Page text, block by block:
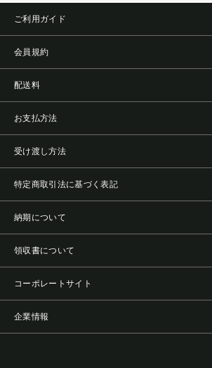
ご利用ガイド
会員規約
配送料
お支払方法
受け渡し方法
特定商取引法に基づく表記
納期について
領収書について
コーポレートサイト
企業情報